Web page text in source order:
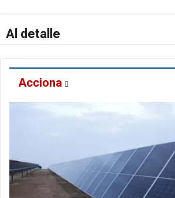
Al detalle
Acciona